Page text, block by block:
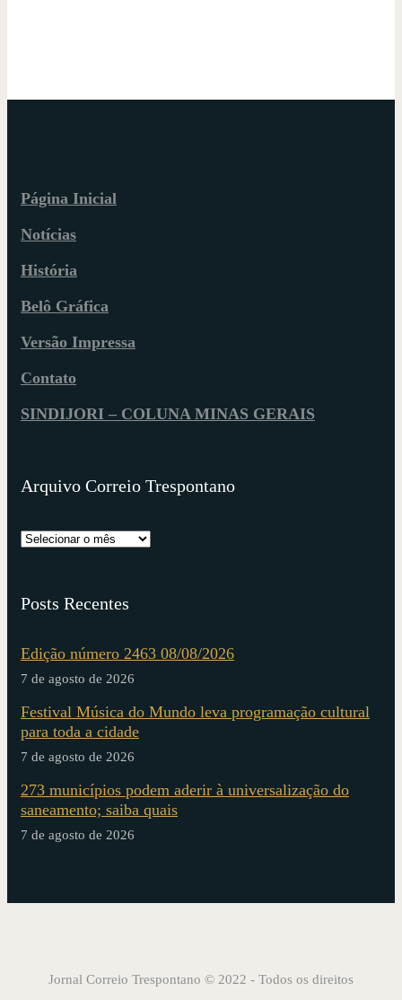
Página Inicial
Notícias
História
Belô Gráfica
Versão Impressa
Contato
SINDIJORI – COLUNA MINAS GERAIS
Arquivo Correio Trespontano
Posts Recentes
Edição número 2463 08/08/2026
7 de agosto de 2026
Festival Música do Mundo leva programação cultural
para toda a cidade
7 de agosto de 2026
273 municípios podem aderir à universalização do
saneamento; saiba quais
7 de agosto de 2026
Jornal Correio Trespontano © 2022 - Todos os direitos